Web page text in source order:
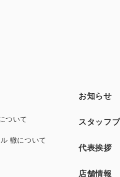
ついて
轍について
お知らせ
スタッフ
代表挨拶
店舗情報